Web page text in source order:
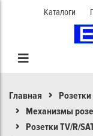
Каталоги
Главная
Механизмы
Розетки TV/R/